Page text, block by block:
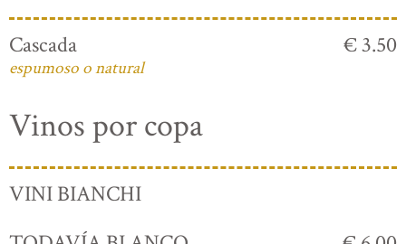
Cascada
espumoso o natural
€ 3.50
Vinos por copa
VINI BIANCHI